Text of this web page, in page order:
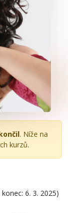
. Níže na
kurzů.
6. 3. 2025)